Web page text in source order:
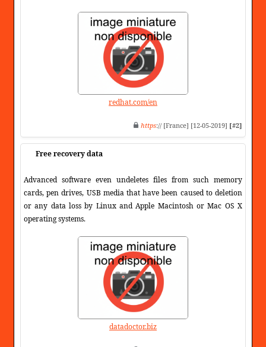
redhat.com/en
https:// [France] [12-05-2019] [#2]
Free recovery data
Advanced software even undeletes files from such memory
cards, pen drives, USB media that have been caused to deletion
or any data loss by Linux and Apple Macintosh or Mac OS X
operating systems.
datadoctor.biz